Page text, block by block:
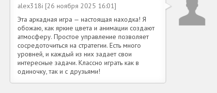
alex318i [26 ноября 2025 16:01]
Эта аркадная игра — настоящая находка! Я
обожаю, как яркие цвета и анимации создают
атмосферу. Простое управление позволяет
сосредоточиться на стратегии. Есть много
уровней, и каждый из них задает свои
интересные задачи. Классно играть как в
одиночку, так и с друзьями!